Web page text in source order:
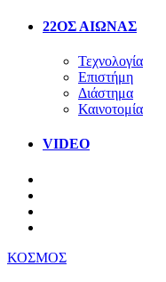
22ΟΣ ΑΙΩΝΑΣ
Τεχνολογία
Επιστήμη
Διάστημα
Καινοτομία
VIDEO
ΚΟΣΜΟΣ